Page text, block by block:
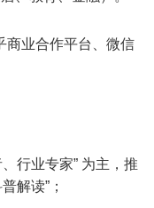
商业合作平台、微信
行业专家” 为主，推
解读”；